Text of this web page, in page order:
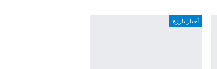
أخبار بارزة